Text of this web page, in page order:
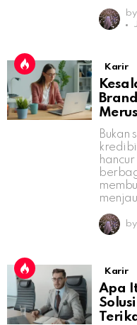
by
Karir
Bukan
by
Karir
Apa